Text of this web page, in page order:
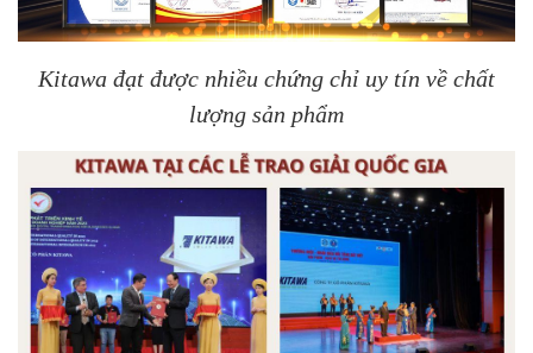
Kitawa đạt được nhiều chứng chỉ uy tín về chất
lượng sản phẩm